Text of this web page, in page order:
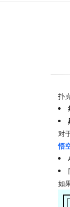
扑
对
悟
如